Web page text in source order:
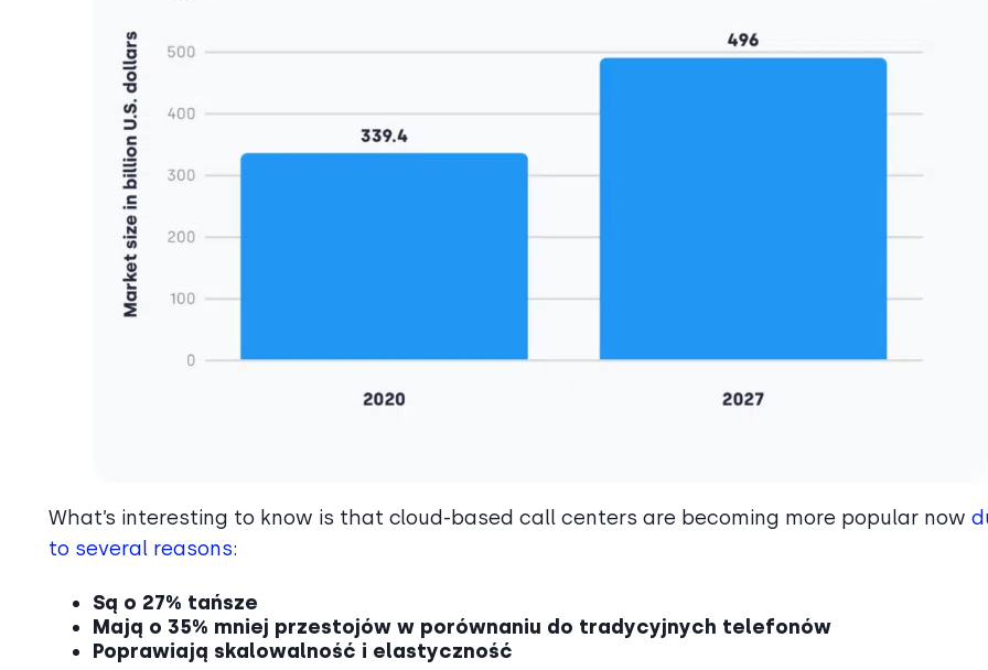
What’s interesting to know is that cloud-based call centers are becoming more popular now
to several reasons:
Są o 27% tańsze
Mają o 35% mniej przestojów w porównaniu do tradycyjnych telefonów
Poprawiają skalowalność i elastyczność